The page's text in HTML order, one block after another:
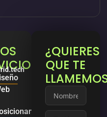
¿QUIERES
QUE TE